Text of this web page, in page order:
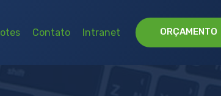
Contato Intranet ORÇAMENTO